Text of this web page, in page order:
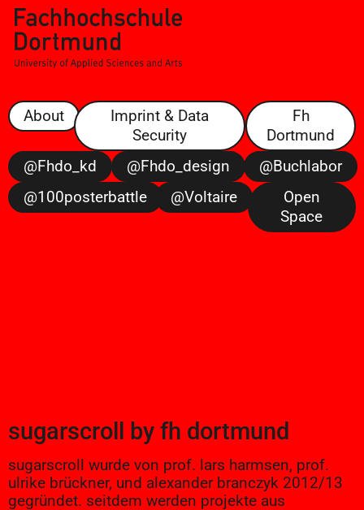
About
Imprint & Data
Security
Fh
Dortmund
@fhdo_kd
@fhdo_design
@buchlabor
@100posterbattle
@voltaire
Open
Space
sugarscroll by fh dortmund
sugarscroll wurde von prof. lars harmsen, prof.
ulrike brückner, und alexander branczyk 2012/13
gegründet. seitdem werden projekte aus